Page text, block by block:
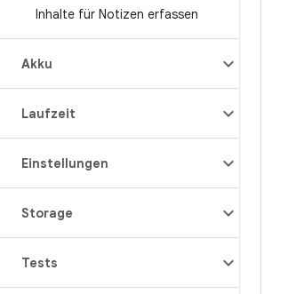
Inhalte für Notizen erfassen
Akku
Laufzeit
Einstellungen
Storage
Tests